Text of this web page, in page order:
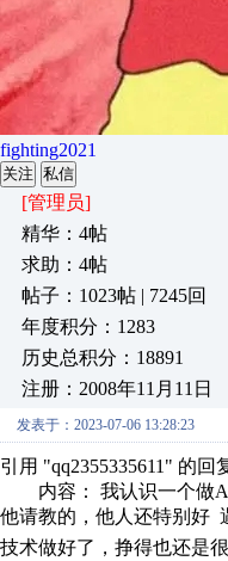
fighting2021
关注 私信
[管理员]
精华：4帖
求助：4帖
帖子：1023帖 | 7245回
年度积分：1283
历史总积分：18891
注册：2008年11月11日
发表于：2023-07-06 13:28:23
引用 "qq2355335611" 的回
内容： 我认识一个做AB
他请教的，他人还特别好
技术做好了，挣得也还是